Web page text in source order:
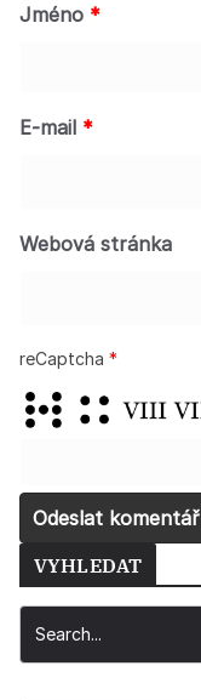
Jméno *
E-mail *
Webová stránka
reCaptcha *
VYHLEDAT